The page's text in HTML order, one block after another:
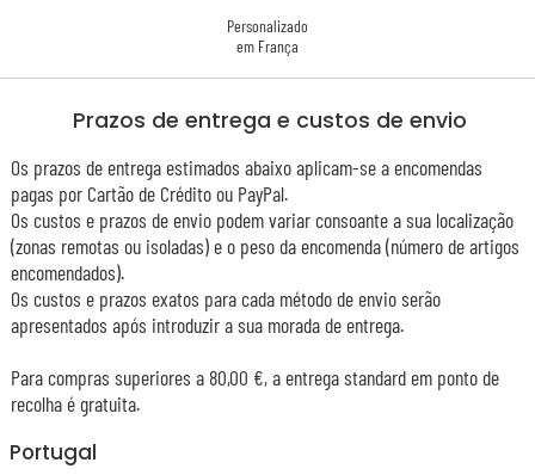
Personalizado
em França
Prazos de entrega e custos de envio
Os prazos de entrega estimados abaixo aplicam-se a encomendas
pagas por Cartão de Crédito ou PayPal.
Os custos e prazos de envio podem variar consoante a sua localização
(zonas remotas ou isoladas) e o peso da encomenda (número de artigos
encomendados).
Os custos e prazos exatos para cada método de envio serão
apresentados após introduzir a sua morada de entrega.
Para compras superiores a 80,00 €, a entrega standard em ponto de
recolha é gratuita.
Portugal